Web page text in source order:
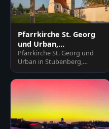
Pfarrkirche St. Georg
und Urban,
Stubenberg, Rottal-Inn
Pfarrkirche St. Georg und
Urban in Stubenberg,
Rottal-Inn, Niederbayern.
Historisches Gotteshaus
im…